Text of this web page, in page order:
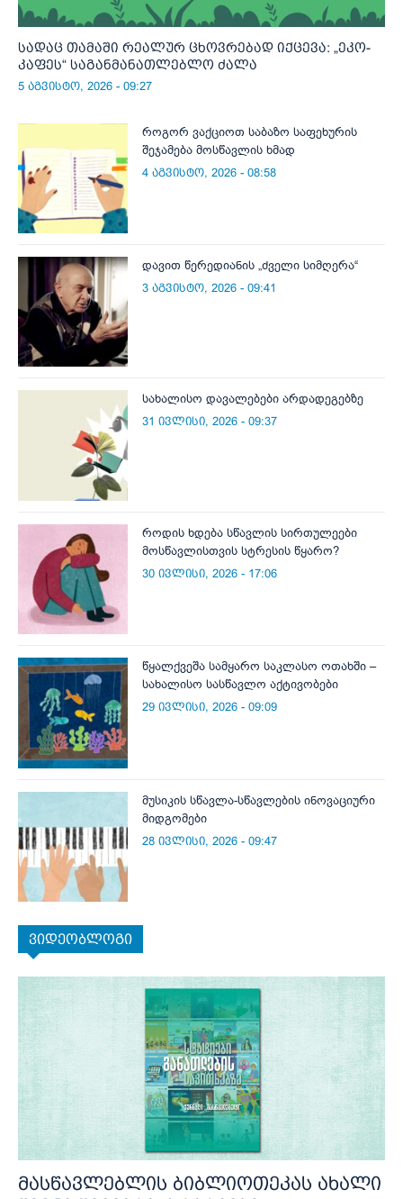
სადაც თამაში რეალურ ცხოვრებად იქცევა: „ეკო-
კაფეს“ საგანმანათლებლო ძალა
5 აგვისტო, 2026 - 09:27
როგორ ვაქციოთ საბაზო საფეხურის
შეჯამება მოსწავლის ხმად
4 აგვისტო, 2026 - 08:58
დავით წერედიანის „ძველი სიმღერა“
3 აგვისტო, 2026 - 09:41
სახალისო დავალებები არდადეგებზე
31 ივლისი, 2026 - 09:37
როდის ხდება სწავლის სირთულეები
მოსწავლისთვის სტრესის წყარო?
30 ივლისი, 2026 - 17:06
წყალქვეშა სამყარო საკლასო ოთახში –
სახალისო სასწავლო აქტივობები
29 ივლისი, 2026 - 09:09
მუსიკის სწავლა-სწავლების ინოვაციური
მიდგომები
28 ივლისი, 2026 - 09:47
ვიდეობლოგი
მასწავლებლის ბიბლიოთეკას ახალი